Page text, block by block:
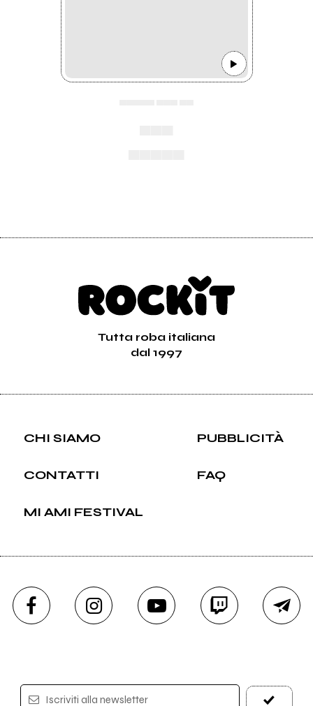
Tutta roba italiana
dal 1997
CHI SIAMO PUBBLICITÀ
CONTATTI FAQ
MI AMI FESTIVAL
Iscriviti alla newsletter